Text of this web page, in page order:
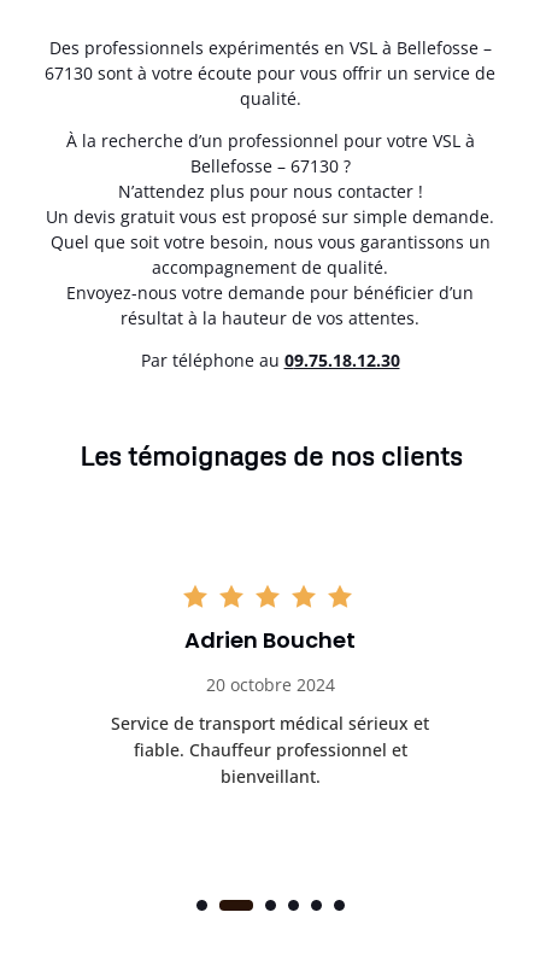
Des professionnels expérimentés en VSL à Bellefosse –
67130 sont à votre écoute pour vous offrir un service de
qualité.
À la recherche d’un professionnel pour votre VSL à
Bellefosse – 67130 ?
N’attendez plus pour nous contacter !
Un devis gratuit vous est proposé sur simple demande.
Quel que soit votre besoin, nous vous garantissons un
accompagnement de qualité.
Envoyez-nous votre demande pour bénéficier d’un
résultat à la hauteur de vos attentes.
Par téléphone au 09.75.18.12.30
Les témoignages de nos clients
Adrien Bouchet
20 octobre 2024
Service de transport médical sérieux et
fiable. Chauffeur professionnel et
bienveillant.